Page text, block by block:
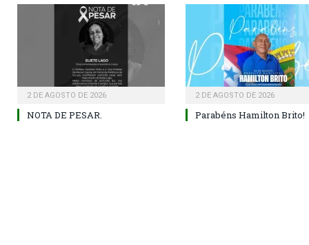
2 DE AGOSTO DE 2026
NOTA DE PESAR.
2 DE AGOSTO DE 2026
Parabéns Hamilton Brito!